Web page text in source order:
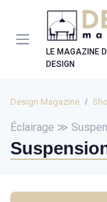
LE MAGAZINE
DESIGN
Design Magazine
Éclairage ≫
Panneau de gestion